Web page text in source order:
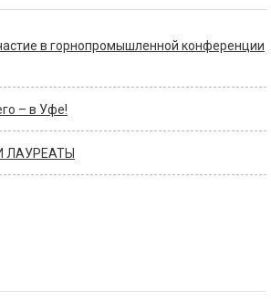
в горнопромышленной конференции
– в Уфе!
ЛАУРЕАТЫ